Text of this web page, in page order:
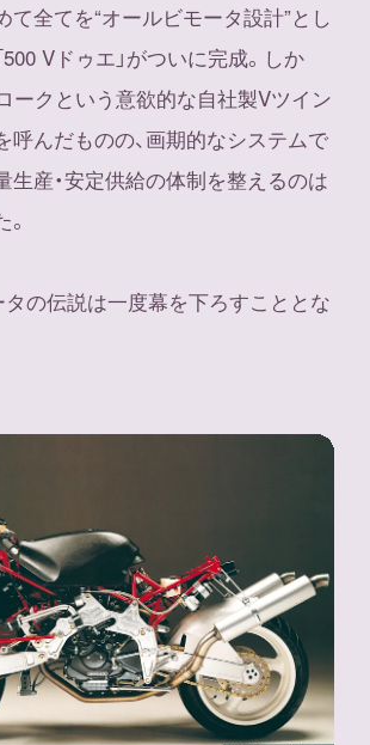
て全てを“オールビモータ設計”とし
Vドゥエ」がついに完成。しか
ークという意欲的な自社製Vツイン
呼んだものの、画期的なシステムで
生産・安定供給の体制を整えるのは
タの伝説は一度幕を下ろすこととな